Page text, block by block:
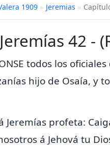
1909 » Jeremias »
Jeremías 42 -
todos los
hijo de Osaía, y
Jeremías profeta:
á Jehová tu